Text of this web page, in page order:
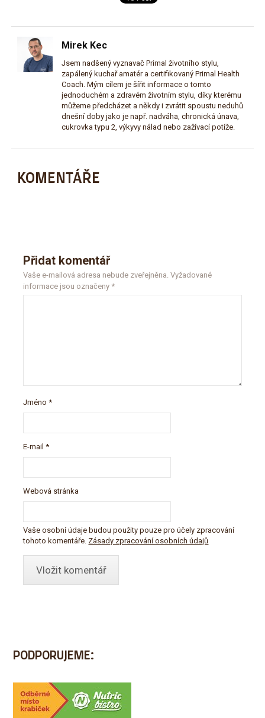
Mirek Kec
Jsem nadšený vyznavač Primal životního stylu,
zapálený kuchař amatér a certifikovaný Primal Health
Coach. Mým cílem je šířit informace o tomto
jednoduchém a zdravém životním stylu, díky kterému
můžeme předcházet a někdy i zvrátit spoustu neduhů
dnešní doby jako je např. nadváha, chronická únava,
cukrovka typu 2, výkyvy nálad nebo zažívací potíže.
KOMENTÁŘE
Přidat komentář
Vaše e-mailová adresa nebude zveřejněna. Vyžadované
informace jsou označeny *
Jméno*
E-mail*
Webová stránka
Vaše osobní údaje budou použity pouze pro účely zpracování
tohoto komentáře. Zásady zpracování osobních údajů
PODPORUJEME: